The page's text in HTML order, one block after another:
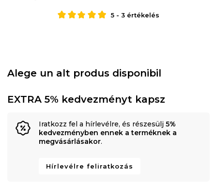
5 - 3 értékelés
Alege un alt produs disponibil
EXTRA 5% kedvezményt kapsz
Iratkozz fel a hírlevélre, és részesülj 5%
kedvezményben ennek a terméknek a
megvásárlásakor.
Hírlevélre feliratkozás